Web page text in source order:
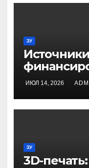
ЗУ
Источники
от
частных
ИЮЛ 14, 2026
ЗУ
3D-